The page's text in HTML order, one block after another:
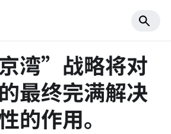
湾”战略将对
最终完满解决
的作用。